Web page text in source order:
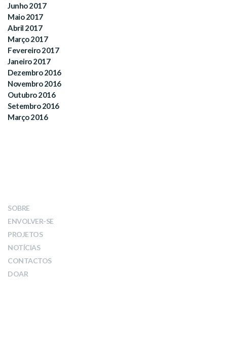
Junho 2017
Maio 2017
Abril 2017
Março 2017
Fevereiro 2017
Janeiro 2017
Dezembro 2016
Novembro 2016
Outubro 2016
Setembro 2016
Março 2016
SOBRE
ENVOLVER-SE
PROJETOS
NOTÍCIAS
CONTACTOS
DOAR